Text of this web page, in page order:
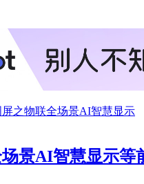
屏之物联全场景AI智慧显示
景AI智慧显示等